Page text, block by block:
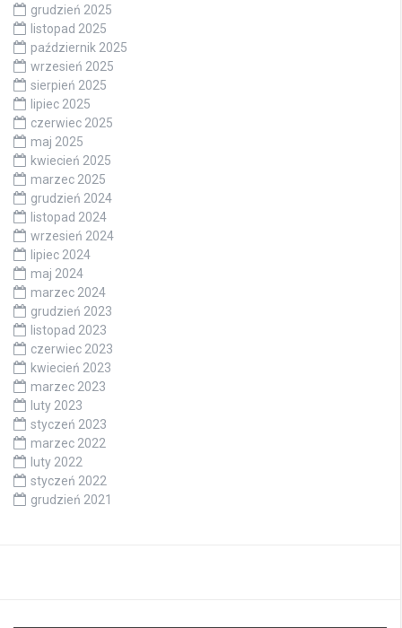
grudzień 2025
listopad 2025
październik 2025
wrzesień 2025
sierpień 2025
lipiec 2025
czerwiec 2025
maj 2025
kwiecień 2025
marzec 2025
grudzień 2024
listopad 2024
wrzesień 2024
lipiec 2024
maj 2024
marzec 2024
grudzień 2023
listopad 2023
czerwiec 2023
kwiecień 2023
marzec 2023
luty 2023
styczeń 2023
marzec 2022
luty 2022
styczeń 2022
grudzień 2021